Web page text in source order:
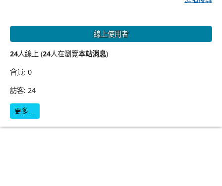
線上使用者
24人線上 (24人在瀏覽本站消息)
會員: 0
訪客: 24
更多…